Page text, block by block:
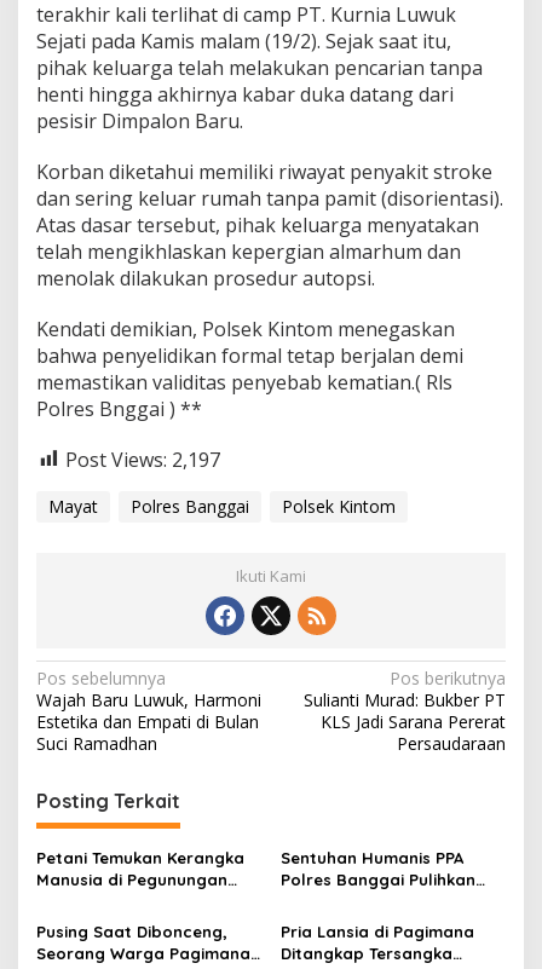
terakhir kali terlihat di camp PT. Kurnia Luwuk
Sejati pada Kamis malam (19/2). Sejak saat itu,
pihak keluarga telah melakukan pencarian tanpa
henti hingga akhirnya kabar duka datang dari
pesisir Dimpalon Baru.
Korban diketahui memiliki riwayat penyakit stroke
dan sering keluar rumah tanpa pamit (disorientasi).
Atas dasar tersebut, pihak keluarga menyatakan
telah mengikhlaskan kepergian almarhum dan
menolak dilakukan prosedur autopsi.
Kendati demikian, Polsek Kintom menegaskan
bahwa penyelidikan formal tetap berjalan demi
memastikan validitas penyebab kematian.( Rls
Polres Bnggai ) **
Post Views: 2,197
Mayat Polres Banggai Polsek Kintom
Ikuti Kami
Navigasi
pos
Pos sebelumnya
Wajah Baru Luwuk, Harmoni
Estetika dan Empati di Bulan
Suci Ramadhan
Pos berikutnya
Sulianti Murad: Bukber PT
KLS Jadi Sarana Pererat
Persaudaraan
Posting Terkait
Petani Temukan Kerangka
Manusia di Pegunungan
Hilang Sebulan Lalu
Sentuhan Humanis PPA
Polres Banggai Pulihkan
Kekerasan
Pusing Saat Dibonceng,
Seorang Warga Pagimana
Pria Lansia di Pagimana
Ditangkap Tersangka